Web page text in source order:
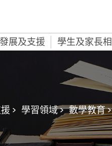
展及支援 學生及家長
> 學習領域 > 數學教育 >